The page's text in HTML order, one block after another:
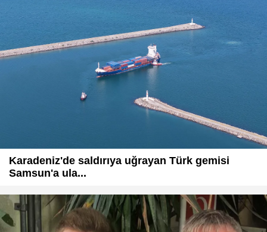
Karadeniz'de saldırıya uğrayan Türk gemisi
Samsun'a ula...